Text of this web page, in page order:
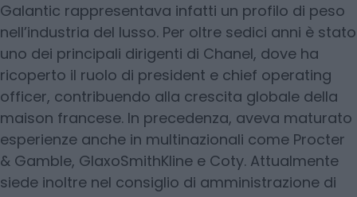
Galantic rappresentava infatti un profilo di peso
nell’industria del lusso. Per oltre sedici anni è stato
uno dei principali dirigenti di Chanel, dove ha
ricoperto il ruolo di president e chief operating
officer, contribuendo alla crescita globale della
maison francese. In precedenza, aveva maturato
esperienze anche in multinazionali come Procter
& Gamble, GlaxoSmithKline e Coty. Attualmente
siede inoltre nel consiglio di amministrazione di